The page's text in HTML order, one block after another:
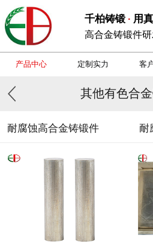
千柏铸锻· 用
高合金铸锻件
产品中心 定制实力 客
其他有色合
耐腐蚀高合金铸锻件 耐